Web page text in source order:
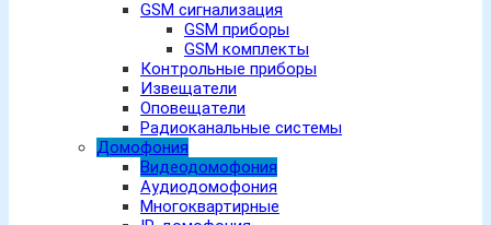
GSM сигнализация
GSM приборы
GSM комплекты
Контрольные приборы
Извещатели
Оповещатели
Радиоканальные системы
Домофония
Видеодомофония
Аудиодомофония
Многоквартирные